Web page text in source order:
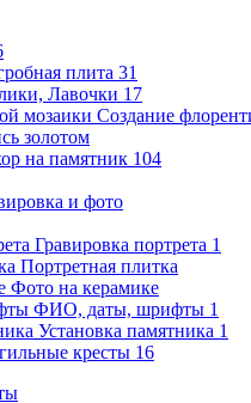
плита 31
Лавочки 17
Создание
золотом
на памятник 104
и фото
Гравировка портрета 1
Портретная плитка
Фото на керамике
ФИО, даты, шрифты 1
Установка памятника 1
кресты 16